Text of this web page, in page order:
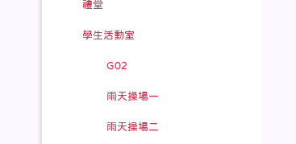
禮堂
學生活動室
G02
雨天操場一
雨天操場二